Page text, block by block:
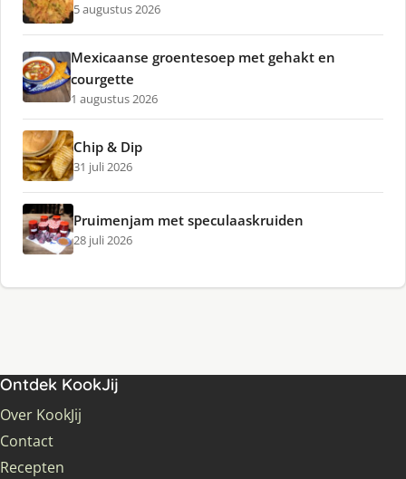
5 augustus 2026
Mexicaanse groentesoep met gehakt en
courgette
1 augustus 2026
Chip & Dip
31 juli 2026
Pruimenjam met speculaaskruiden
28 juli 2026
Ontdek KookJij
Over KookJij
Contact
Recepten